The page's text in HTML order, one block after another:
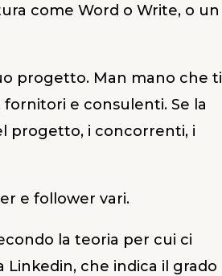
come Word o Write, o un
progetto. Man mano che ti
e consulenti. Se la
progetto, i concorrenti, i
e follower vari.
la teoria per cui ci
che indica il grado